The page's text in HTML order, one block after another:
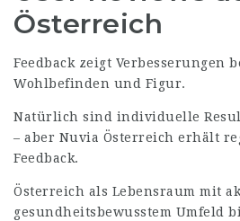
Österreich
Feedback zeigt Verbesserungen
Wohlbefinden und Figur.
Natürlich sind individuelle
– aber Nuvia Österreich erhält
Feedback.
Österreich als Lebensraum mit
gesundheitsbewusstem Umfeld